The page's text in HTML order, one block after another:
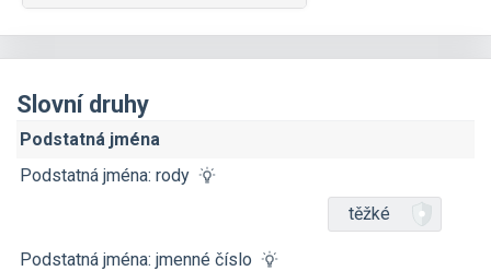
Slovní druhy
Podstatná jména
Podstatná jména: rody
těžké
Podstatná jména: jmenné číslo